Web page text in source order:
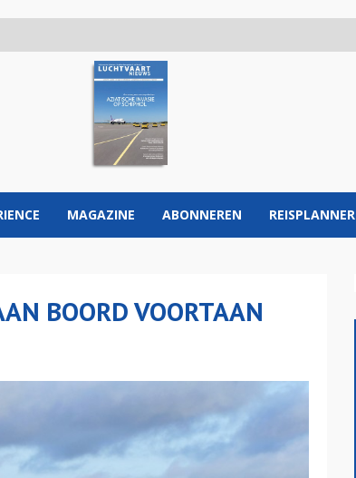
MAGAZINE ABONNEREN REISPLANNER
BOORD VOORTAAN